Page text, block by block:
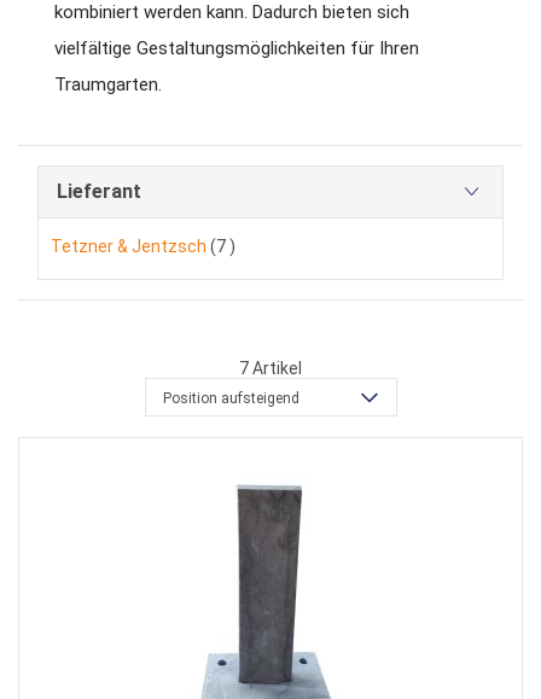
kombiniert werden kann. Dadurch bieten sich
vielfältige Gestaltungsmöglichkeiten für Ihren
Traumgarten.
7Artikel
Position aufsteigend
Lieferant
Tetzner & Jentzsch 7Artikel